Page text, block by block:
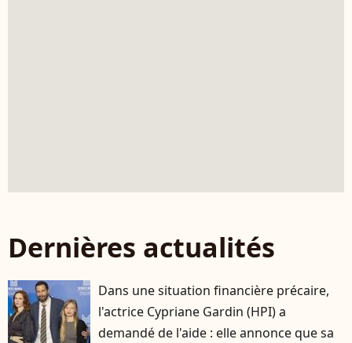
Dernières actualités
Dans une situation financière précaire,
l'actrice Cypriane Gardin (HPI) a
demandé de l'aide : elle annonce que sa